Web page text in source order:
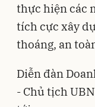
thực hiện các
tích cực xây
thoáng, an
Diễn đàn
- Chủ tịch